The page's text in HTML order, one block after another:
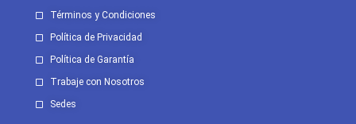
Términos y Condiciones
Política de Privacidad
Política de Garantía
Trabaje con Nosotros
Sedes